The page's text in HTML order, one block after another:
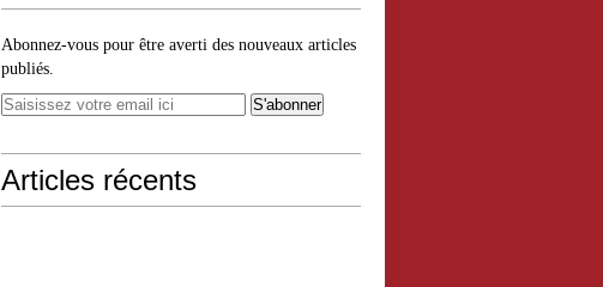
Abonnez-vous pour être averti des nouveaux articles
publiés.
Articles récents